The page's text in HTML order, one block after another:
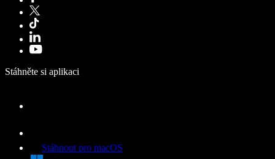
Stáhněte si aplikaci
Stáhnout pro macOS